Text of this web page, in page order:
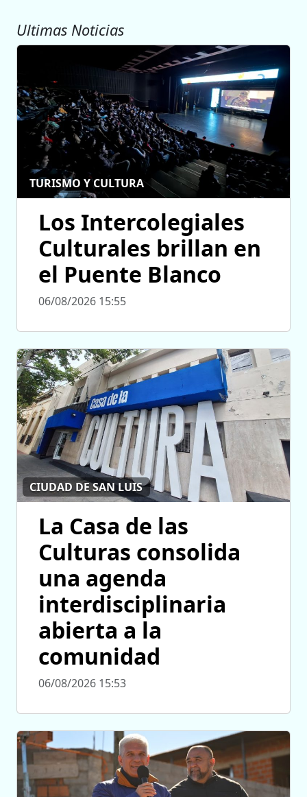
Ultimas Noticias
TURISMO Y CULTURA
Los Intercolegiales
Culturales brillan en
el Puente Blanco
06/08/2026 15:55
CIUDAD DE SAN LUIS
La Casa de las
Culturas consolida
una agenda
interdisciplinaria
abierta a la
comunidad
06/08/2026 15:53